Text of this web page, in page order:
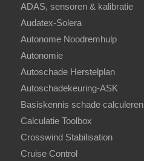
ADAS, sensoren & kalibratie
Audatex-Solera
Autonome Noodremhulp
Autonomie
Autoschade Herstelplan
Autoschadekeuring-ASK
Basiskennis schade calculeren
Calculatie Toolbox
Crosswind Stabilisation
Cruise Control